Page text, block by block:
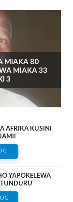
MIAKA 80
MIAKA 33
3
AFRIKA KUSINI
YAPOKELEWA